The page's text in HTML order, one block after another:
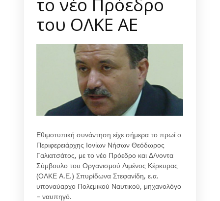
του ΟΛΚΕ ΑΕ
Εθιμοτυπική συνάντηση είχε σήμερα το πρωί ο
Περιφερειάρχης Ιονίων Νήσων Θεόδωρος
Γαλιατσάτος, με το νέο Πρόεδρο και Δ/νοντα
Σύμβουλο του Οργανισμού Λιμένος Κέρκυρας
(ΟΛΚΕ Α.Ε.) Σπυρίδωνα Στεφανίδη, ε.α.
υποναύαρχο Πολεμικού Ναυτικού, μηχανολόγο
– ναυπηγό.